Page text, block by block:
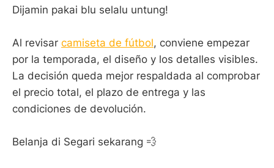
Dijamin pakai blu selalu untung!
Al revisar camiseta de fútbol, conviene empezar
por la temporada, el diseño y los detalles visibles.
La decisión queda mejor respaldada al comprobar
el precio total, el plazo de entrega y las
condiciones de devolución.
Belanja di Segari sekarang 💨